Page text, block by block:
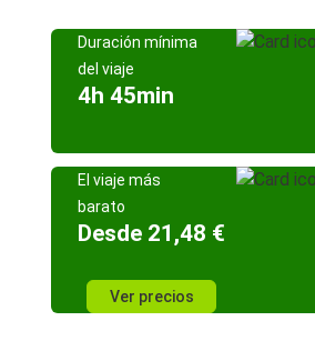
Duración mínima
del viaje
4h 45min
El viaje más
barato
Desde 21,48 €
Ver precios